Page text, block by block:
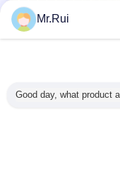
Umbauten:
Gummimatten für Autos
Mr.Rui
Good day, what product